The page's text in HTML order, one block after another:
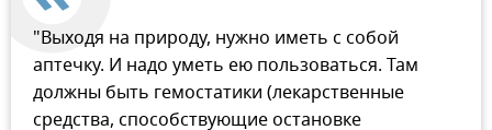
"Выходя на природу, нужно иметь с собой
аптечку. И надо уметь ею пользоваться. Там
должны быть гемостатики (лекарственные
средства, способствующие остановке